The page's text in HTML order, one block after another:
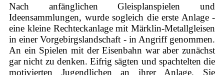
Nach anfänglichen Gleisplanspielen und
Ideensammlungen, wurde sogleich die erste Anlage -
eine kleine Rechteckanlage mit Märklin-Metallgleisen
in einer Vorgebirgslandschaft - in Angriff genommen.
An ein Spielen mit der Eisenbahn war aber zunächst
gar nicht zu denken. Eifrig sägten und spachtelten die
motivierten Jugendlichen an ihrer Anlage. Sie